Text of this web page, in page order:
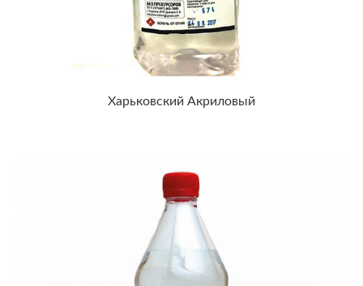
Харьковский Акриловый